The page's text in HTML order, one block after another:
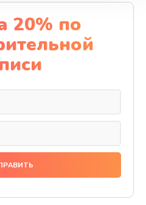
20% по